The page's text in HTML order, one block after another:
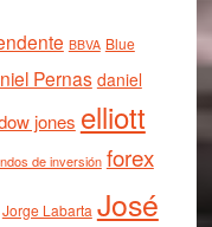
BBVA Blue
Pernas daniel
jones elliott
de inversión forex
Jorge Labarta José